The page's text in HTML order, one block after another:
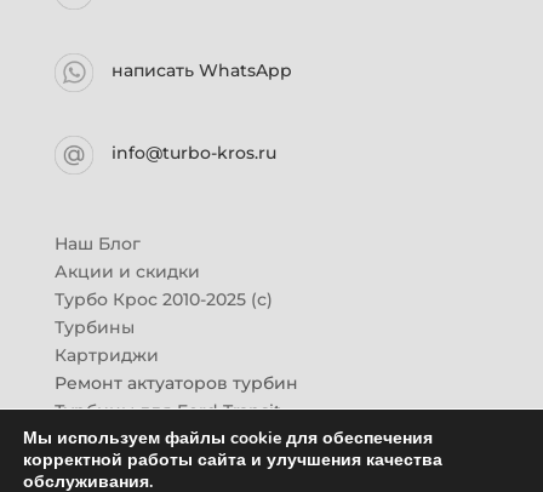
написать WhatsApp
info@turbo-kros.ru
Наш Блог
Акции и скидки
Турбо Крос 2010-2025 (с)
Турбины
Картриджи
Ремонт актуаторов турбин
Турбины для Ford Transit
Турбины для Mazda CX-7
Картридж для ГАЗон-Next
Мы используем файлы cookie для обеспечения
корректной работы сайта и улучшения качества
обслуживания.